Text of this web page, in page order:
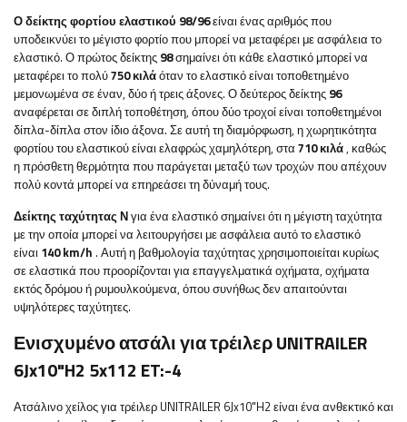
Ο δείκτης φορτίου ελαστικού 98/96είναι ένας αριθμός που
υποδεικνύει το μέγιστο φορτίο που μπορεί να μεταφέρει με ασφάλεια το
ελαστικό. Ο πρώτος δείκτης 98σημαίνει ότι κάθε ελαστικό μπορεί να
μεταφέρει το πολύ750 κιλάόταν το ελαστικό είναι τοποθετημένο
μεμονωμένα σε έναν, δύο ή τρεις άξονες. Ο δεύτερος δείκτης 96
αναφέρεται σε διπλή τοποθέτηση, όπου δύο τροχοί είναι τοποθετημένοι
δίπλα-δίπλα στον ίδιο άξονα. Σε αυτή τη διαμόρφωση, η χωρητικότητα
φορτίου του ελαστικού είναι ελαφρώς χαμηλότερη, στα 710 κιλά, καθώς
η πρόσθετη θερμότητα που παράγεται μεταξύ των τροχών που απέχουν
πολύ κοντά μπορεί να επηρεάσει τη δύναμή τους.
Δείκτης ταχύτητας Νγια ένα ελαστικό σημαίνει ότι η μέγιστη ταχύτητα
με την οποία μπορεί να λειτουργήσει με ασφάλεια αυτό το ελαστικό
είναι 140 km/h . Αυτή η βαθμολογία ταχύτητας χρησιμοποιείται κυρίως
σε ελαστικά που προορίζονται για επαγγελματικά οχήματα, οχήματα
εκτός δρόμου ή ρυμουλκούμενα, όπου συνήθως δεν απαιτούνται
υψηλότερες ταχύτητες.
Ενισχυμένο ατσάλι για τρέιλερ UNITRAILER
6Jx10"H2 5x112 ET:-4
Ατσάλινο χείλος για τρέιλερ UNITRAILER 6Jx10"H2είναι ένα ανθεκτικό και